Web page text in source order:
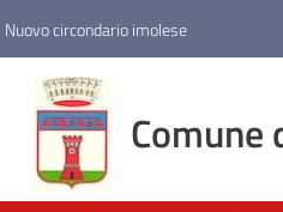
Nuovo circondario imolese
Comune